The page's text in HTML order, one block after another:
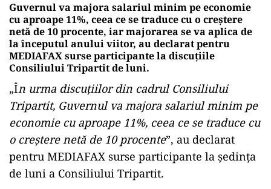
Guvernul va majora salariul minim pe economie
cu aproape 11%, ceea ce se traduce cu o creștere
netă de 10 procente, iar majorarea se va aplica de
la începutul anului viitor, au declarat pentru
MEDIAFAX surse participante la discuțiile
Consiliului Tripartit de luni.
„În urma discuțiilor din cadrul Consiliului
Tripartit, Guvernul va majora salariul minim pe
economie cu aproape 11%, ceea ce se traduce cu
o creștere netă de 10 procente”, au declarat
pentru MEDIAFAX surse participante la ședința
de luni a Consiliului Tripartit.